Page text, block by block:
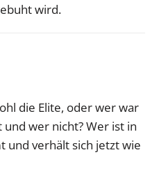
wird.
die Elite, oder wer war
wer nicht? Wer ist in
und verhält sich jetzt wie